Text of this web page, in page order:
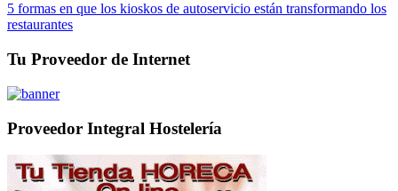
5 formas en que los kioskos de autoservicio están transformando los
restaurantes
Tu Proveedor de Internet
Proveedor Integral Hostelería